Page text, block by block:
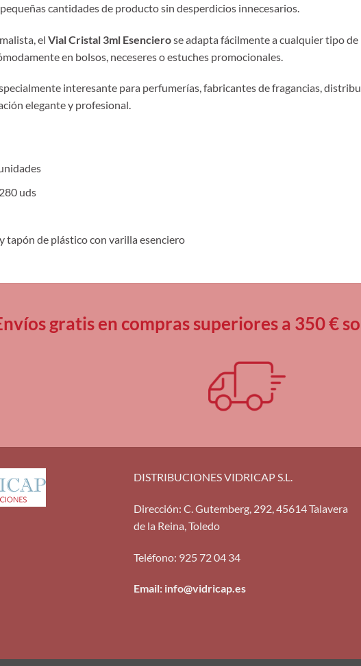
cantidades de producto sin desperdicios innecesarios.
el Vial Cristal 3ml Esencierose adapta fácilmente a cualquier tipo
en bolsos, neceseres o estuches promocionales.
interesante para perfumerías, fabricantes de fragancias,
elegante y profesional.
uds
tapón de plástico con varilla esenciero
gratis en compras superiores a 350 €
DISTRIBUCIONES VIDRICAP S.L.
Dirección: C. Gutemberg, 292, 45614 Talavera
de la Reina, Toledo
Teléfono: 925 72 04 34
Email: info@vidricap.es